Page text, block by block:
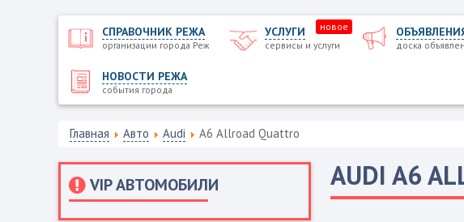
СПРАВОЧНИК РЕЖА
организации города Реж
УСЛУГИ
сервисы и услуги
новое
доска
НОВОСТИ РЕЖА
события города
Главная Авто Audi A6 Allroad Quattro
VIP АВТОМОБИЛИ AUDI A6